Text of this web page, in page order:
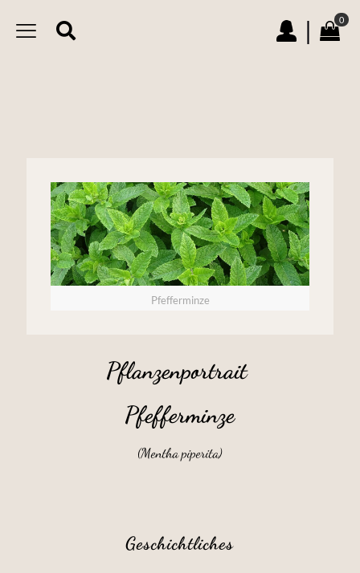
| 0
Pfefferminze
Pflanzenportrait
Pfefferminze
(Mentha piperita)
Geschichtliches